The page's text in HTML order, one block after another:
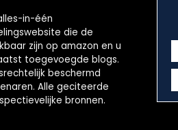
in-één
die de
zijn op amazon en u
toegevoegde blogs.
beschermd
Alle geciteerde
bronnen.